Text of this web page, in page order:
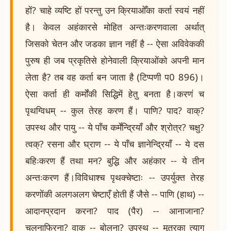
हों? चाहे व्यष्टि हों परन्तु उन क्रियाओँका कर्ता स्वयं नहीं
है। केवल अहंकारसे मोहित अन्तःकरणवाला अर्थात्
जिसको चेतन और जडका ज्ञान नहीं है -- ऐसा अविवेककी
पुरुष ही जब प्रकृतिसे होनेवाली क्रियाओंको अपनी मान
लेता है? तब वह कर्ता बन जाता है (टिप्पणी प0 896)।
ऐसा कर्ता ही कर्मोंकी सिद्धिमें हेतु बनता है।करणं च
पृथग्विधम् -- कुल तेरह करण हैं। पाणि? पाद? वाक्?
उपस्थ और पायु -- ये पाँच कर्मेन्द्रियाँ और श्रोत्र? चक्षु?
त्वक्? रसना और घ्राण -- ये पाँच ज्ञानेन्द्रियाँ -- ये दस
बहिःकरण हैं तथा मन? बुद्धि और अहंकार -- ये तीन
अन्तःकरण हैं।विविधाश्च पृथक्चेष्टाः -- उपर्युक्त तेरह
करणोंकी अलगअलग चेष्टाएँ होती हैं जैसे -- पाणि (हाथ) --
आदानप्रदान करना? पाद (पैर) -- आनाजाना?
चलनाफिरना? वाक् -- बोलना? उपस्थ -- मूत्रका त्याग